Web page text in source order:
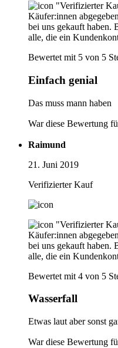
"Verifizierter
Käufer:innen
bei uns gekauft haben.
alle, die ein
Bewertet mit 5 von 5
Einfach genial
Das muss mann haben
War diese Bewertung
Raimund
21. Juni 2019
Verifizierter Kauf
"Verifizierter
Käufer:innen
bei uns gekauft haben.
alle, die ein
Bewertet mit 4 von 5
Wasserfall
Etwas laut aber sonst
War diese Bewertung